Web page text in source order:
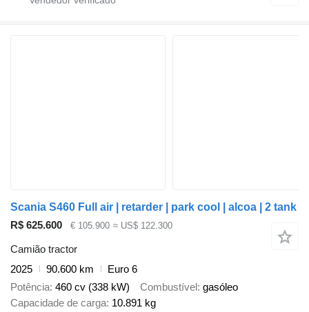
Scania S460 Full air | retarder | park cool | alcoa | 2 tank
R$ 625.600
€ 105.900 ≈ US$ 122.300
Camião tractor
2025
90.600 km
Euro 6
Potência 460 cv (338 kW) Combustível gasóleo
Capacidade de carga 10.891 kg